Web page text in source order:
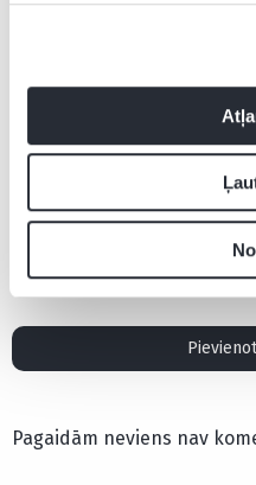
Lietuvas izlase pulcē
Pagaidām neviens nav